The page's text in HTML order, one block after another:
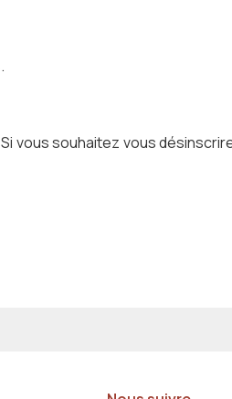
vous souhaitez vous